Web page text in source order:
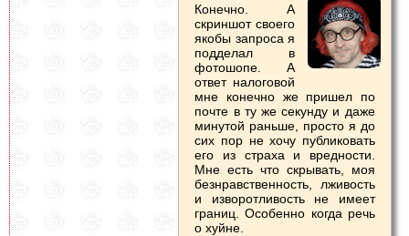
Конечно. А
скриншот своего
якобы запроса я
подделал в
фотошопе. А
ответ налоговой
мне конечно же пришел по
почте в ту же секунду и даже
минутой раньше, просто я до
сих пор не хочу публиковать
его из страха и вредности.
Мне есть что скрывать, моя
безнравственность, лживость
и изворотливость не имеет
границ. Особенно когда речь
о хуйне.